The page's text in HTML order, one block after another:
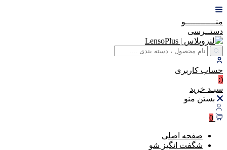
منــــــــــــو
دستــرسی
حساب کاربری
(:
سبـد خرید
بستن منو
0
صفحه اصلی
شگفت انگیز شو